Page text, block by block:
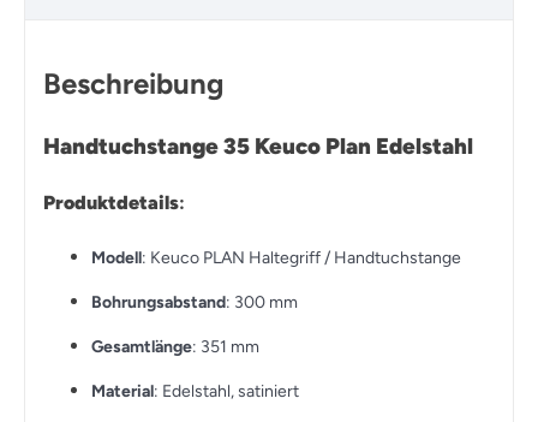
Beschreibung
Handtuchstange 35 Keuco Plan Edelstahl
Produktdetails:
Modell: Keuco PLAN Haltegriff / Handtuchstange
Bohrungsabstand: 300 mm
Gesamtlänge: 351 mm
Material: Edelstahl, satiniert